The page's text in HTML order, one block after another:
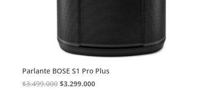
Parlante BOSE S1 Pro Plus
$3.499.000 El
$3.299.000El